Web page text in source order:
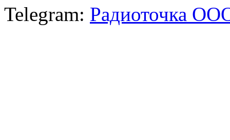
Telegram: Радиоточка